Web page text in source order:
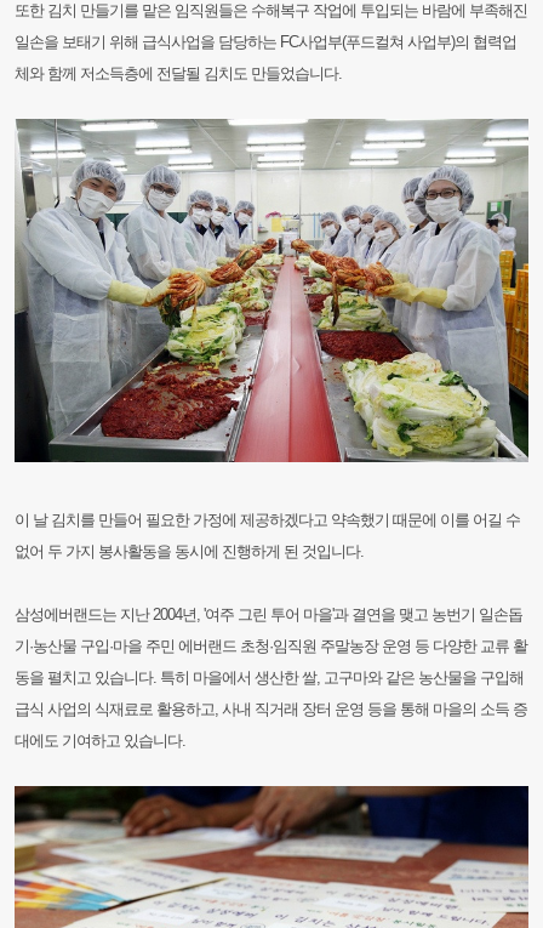
또한 김치 만들기를 맡은 임직원들은 수해복구 작업에 투입되는 바람에 부족해진
일손을 보태기 위해 급식사업을 담당하는 FC사업부(푸드컬쳐 사업부)의 협력업
체와 함께 저소득층에 전달될 김치도 만들었습니다.
이 날 김치를 만들어 필요한 가정에 제공하겠다고 약속했기 때문에 이를 어길 수
없어 두 가지 봉사활동을 동시에 진행하게 된 것입니다.
삼성에버랜드는 지난 2004년, '여주 그린 투어 마을'과 결연을 맺고 농번기 일손돕
기·농산물 구입·마을 주민 에버랜드 초청·임직원 주말농장 운영 등 다양한 교류 활
동을 펼치고 있습니다. 특히 마을에서 생산한 쌀, 고구마와 같은 농산물을 구입해
급식 사업의 식재료로 활용하고, 사내 직거래 장터 운영 등을 통해 마을의 소득 증
대에도 기여하고 있습니다.